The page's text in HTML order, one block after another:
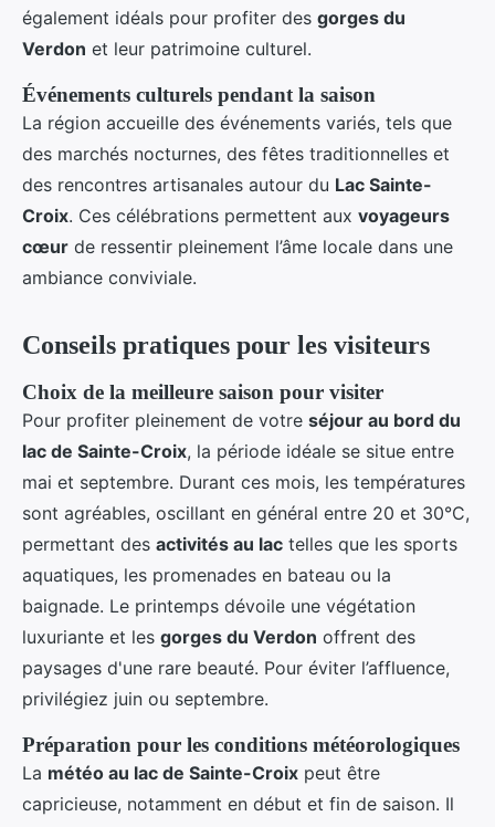
également idéals pour profiter des gorges du
Verdon et leur patrimoine culturel.
Événements culturels pendant la saison
La région accueille des événements variés, tels que
des marchés nocturnes, des fêtes traditionnelles et
des rencontres artisanales autour du Lac Sainte-
Croix. Ces célébrations permettent aux voyageurs
cœur de ressentir pleinement l’âme locale dans une
ambiance conviviale.
Conseils pratiques pour les visiteurs
Choix de la meilleure saison pour visiter
Pour profiter pleinement de votre séjour au bord du
lac de Sainte-Croix, la période idéale se situe entre
mai et septembre. Durant ces mois, les températures
sont agréables, oscillant en général entre 20 et 30°C,
permettant des activités au lac telles que les sports
aquatiques, les promenades en bateau ou la
baignade. Le printemps dévoile une végétation
luxuriante et les gorges du Verdon offrent des
paysages d'une rare beauté. Pour éviter l’affluence,
privilégiez juin ou septembre.
Préparation pour les conditions météorologiques
La météo au lac de Sainte-Croix peut être
capricieuse, notamment en début et fin de saison. Il